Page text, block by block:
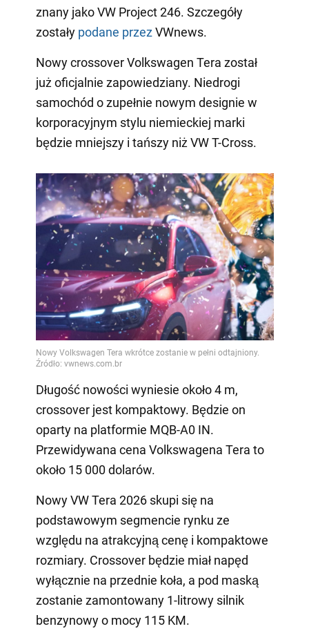
znany jako VW Project 246. Szczegóły
zostały podane przezVWnews.
Nowy crossover Volkswagen Tera został
już oficjalnie zapowiedziany. Niedrogi
samochód o zupełnie nowym designie w
korporacyjnym stylu niemieckiej marki
będzie mniejszy i tańszy niż VW T-Cross.
Długość nowości wyniesie około 4 m,
crossover jest kompaktowy. Będzie on
oparty na platformie MQB-A0 IN.
Przewidywana cena Volkswagena Tera to
około 15 000 dolarów.
Nowy VW Tera 2026 skupi się na
podstawowym segmencie rynku ze
względu na atrakcyjną cenę i kompaktowe
rozmiary. Crossover będzie miał napęd
wyłącznie na przednie koła, a pod maską
zostanie zamontowany 1-litrowy silnik
benzynowy o mocy 115 KM.